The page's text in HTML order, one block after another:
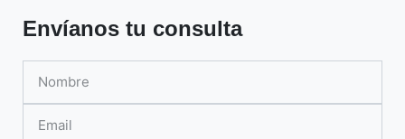
Envíanos tu consulta